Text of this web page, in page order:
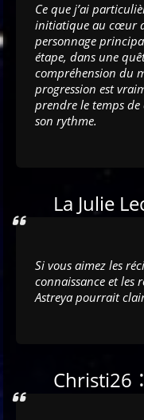
Ce que j’ai
initiatique au cœur
personnage
étape, dans une
compréhension du
progression est
prendre le temps
son rythme.
La Julie
Si vous aimez les
connaissance et les
Astreya pourrait
Christi26 :